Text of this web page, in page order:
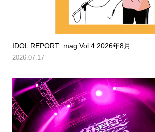
IDOL REPORT .mag Vol.4 2026年8月...
2026.07.17